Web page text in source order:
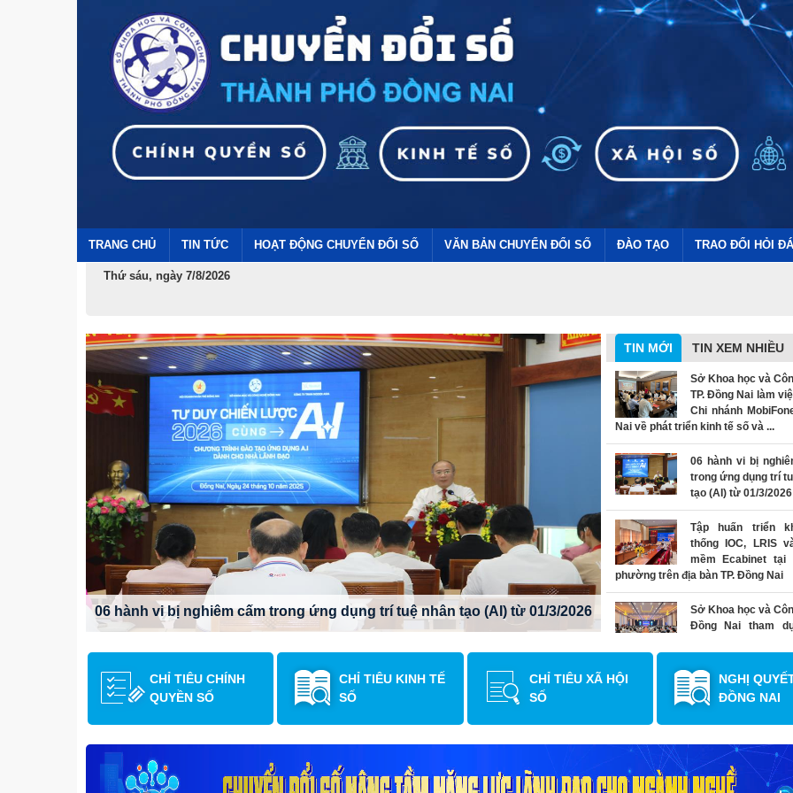
TRANG CHỦ TIN TỨC HOẠT ĐỘNG CHUYỂN ĐỔI SỐ VĂN BẢN CHUYỂN ĐỔI SỐ ĐÀO TẠO TRAO ĐỔI HỎI
Thứ sáu, ngày 7/8/2026
TIN MỚI TIN XEM NHIỀU
06 hành vi bị nghiêm cấm trong ứng dụng trí tuệ nhân tạo (AI) từ 01/3/2026
Tập huấn triển khai hệ
phường trên địa bàn TP.
Sở Khoa học và
TP. Đồng Nai làm
Chi nhánh
Nai về phát triển kinh tế số và ...
06 hành vi bị
trong ứng dụng trí
tạo (AI) từ 01/3/2026
Tập huấn triển
thống IOC, LRIS
mềm Ecabinet tại
phường trên địa bàn TP. Đồng Nai
Sở Khoa học và
Đồng Nai tham
2026 tại Ninh Bình
Bàn giao hệ thống
các dự án trên
Giám sát, điều
Sở Khoa học và
làm việc với FPT
CHỈ TIÊU CHÍNH
QUYỀN SỐ
CHỈ TIÊU KINH TẾ
SỐ
CHỈ TIÊU XÃ HỘI
SỐ
NGHỊ
ĐỒNG NAI